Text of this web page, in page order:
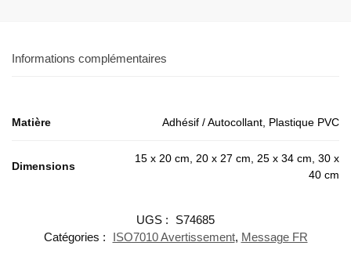
Informations complémentaires
Matière Adhésif / Autocollant, Plastique PVC
Dimensions
15 x 20 cm, 20 x 27 cm, 25 x 34 cm, 30 x
40 cm
UGS :
S74685
Catégories :
ISO7010 Avertissement, Message FR